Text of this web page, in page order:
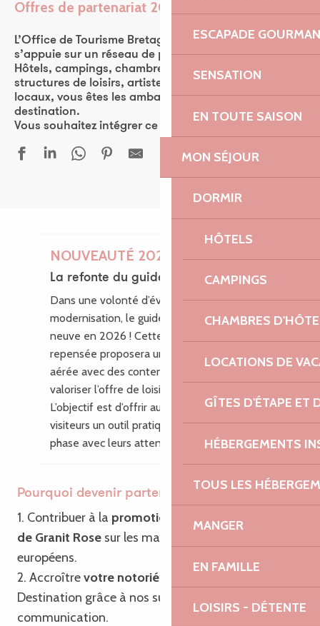
ESCAPADE
SENSATION
EN TOUTE SAISON
MON SÉJOUR
DORMIR
HÔTELS
CAMPINGS
CHAMBRES
LOCATIONS DE
GÎTES D'ÉTAPE ET
HÉBERGEMENTS
TOUS LES
MANGER
EN FAMILLE
LOISIRS - DÉTENTE
Offres de partenariat 2026
Ajouter aux
L’Office de Tourisme Bretagne Côte de Granit Rose
s’appuie sur un réseau de plus de 570 partenaires.
Hôtels, campings, chambres d’hôtes, restaurants,
structures de loisirs, artistes, ou encore producteurs
locaux, vous êtes les ambassadeurs de la
destination.
Vous souhaitez intégrer ce réseau ? Rejoignez-nous !
NOUVEAUTÉ 2026
La refonte du guide des loisirs
Dans une volonté d’évolution et de
modernisation, le guide des Loisirs fait peau
neuve en 2026 ! Cette nouvelle édition
repensée proposera une mise en page plus
aérée avec des contenus enrichis pour
valoriser l’offre de loisirs du territoire.
L’objectif est d’offrir aux habitants et aux
visiteurs un outil pratique, inspirant, en
phase avec leurs attentes.
Pourquoi devenir partenaire ?
1. Contribuer à la promotion de Bretagne – Côte
de Granit Rose sur les marchés français et
européens.
2. Accroîtrevotre notoriété
Destination grâce à nos supports de
communication.